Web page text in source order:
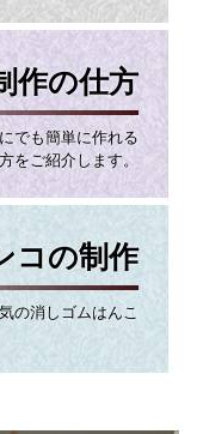
作の仕方
でも簡単に作れる
をご紹介します。
コの制作
の消しゴムはんこ